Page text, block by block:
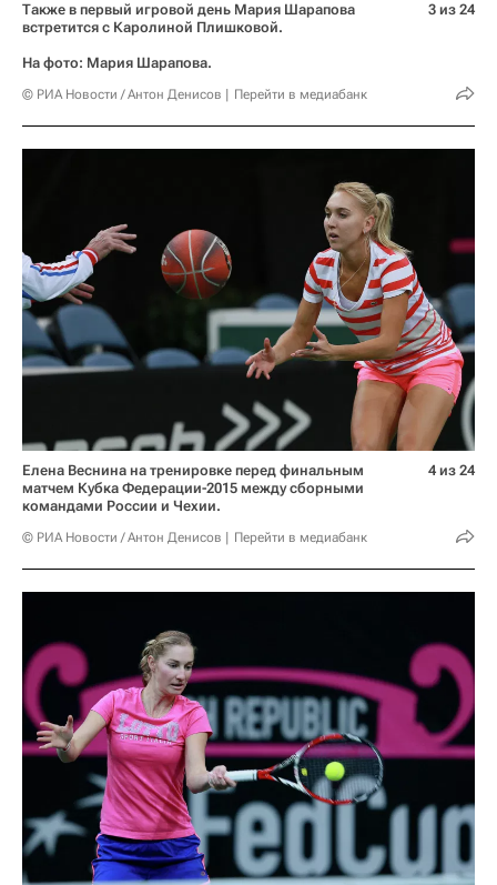
Также в первый игровой день Мария Шарапова
встретится с Каролиной Плишковой.
На фото: Мария Шарапова.
© РИА Новости / Антон Денисов Перейти в медиабанк
3 из 24
Елена Веснина на тренировке перед финальным
матчем Кубка Федерации-2015 между сборными
командами России и Чехии.
© РИА Новости / Антон Денисов Перейти в медиабанк
4 из 24